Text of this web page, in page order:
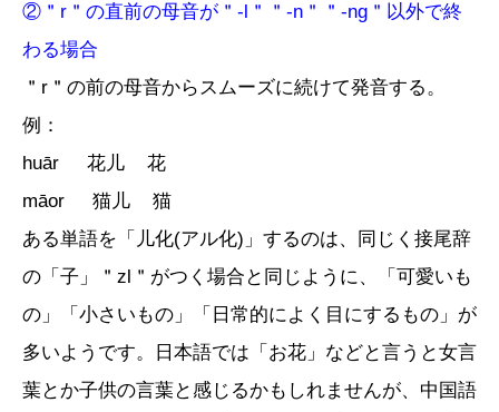
②＂r＂の直前の母音が＂-l＂＂-n＂＂-ng＂以外で終
わる場合
＂r＂の前の母音からスムーズに続けて発音する。
例：
huār 花儿 花
māor 猫儿 猫
ある単語を「儿化(アル化)」するのは、同じく接尾辞
の「子」＂zl＂がつく場合と同じように、「可愛いも
の」「小さいもの」「日常的によく目にするもの」が
多いようです。日本語では「お花」などと言うと女言
葉とか子供の言葉と感じるかもしれませんが、中国語